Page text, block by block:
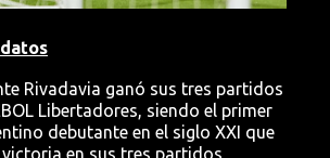
Rivadavia ganó sus tres partidos
Libertadores, siendo el primer
debutante en el siglo XXI que
en sus tres partidos